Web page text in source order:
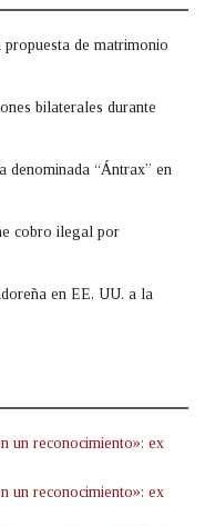
de matrimonio
bilaterales durante
denominada “Ántrax” en
cobro ilegal por
en EE. UU. a la
un reconocimiento»: ex
un reconocimiento»: ex